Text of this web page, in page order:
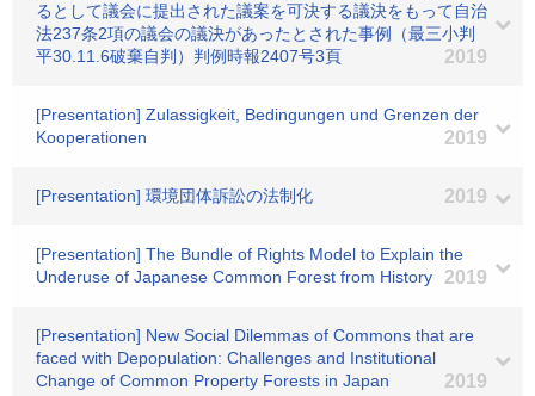
るとして議会に提出された議案を可決する議決をもって自治
法237条2項の議会の議決があったとされた事例（最三小判
平30.11.6破棄自判）判例時報2407号3頁
2019
[Presentation] Zulassigkeit, Bedingungen und Grenzen der
Kooperationen
2019
[Presentation] 環境団体訴訟の法制化 2019
[Presentation] The Bundle of Rights Model to Explain the
Underuse of Japanese Common Forest from History
2019
[Presentation] New Social Dilemmas of Commons that are
faced with Depopulation: Challenges and Institutional
Change of Common Property Forests in Japan
2019